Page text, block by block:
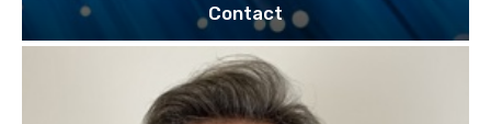
Contact